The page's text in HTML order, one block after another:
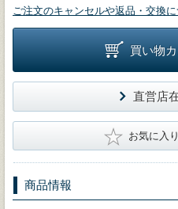
ご注文のキャンセルや返品・交換
買い物
直営店
★ お気に入
商品情報